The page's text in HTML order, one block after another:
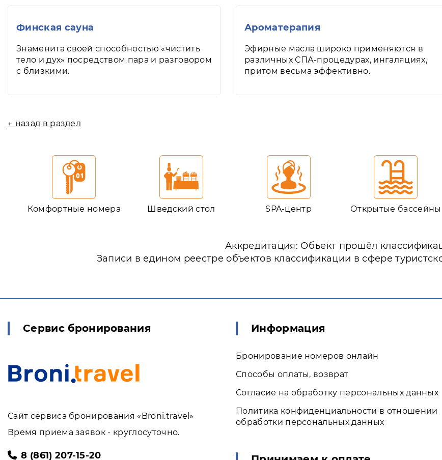
Финская сауна
Знаменита своей способностью «чистить
тело и дух» посредством пара и разговором
с близкими.
Ароматерапия
Эфирные масла широко применяются в
различных СПА-процедурах, ингаляциях,
притом весьма эффективно.
← назад в раздел
Комфортные номера Шведский стол SPA-центр Открытые бассейны
Аккредитация: Объект прошёл
Записи в едином реестре объектов классификации в сфере
Сервис бронирования
Сайт сервиса бронирования «Broni.travel»
Время приема заявок - круглосуточно.
8 (861) 207-15-20
Информация
Бронирование номеров онлайн
Способы оплаты, возврат
Согласие на обработку персональных данных
Политика конфиденциальности в отношении
обработки персональных данных